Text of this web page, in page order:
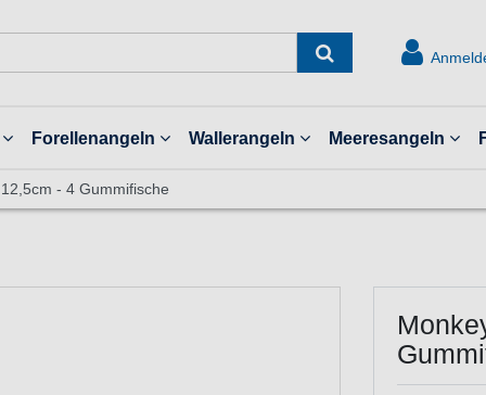
Forellenangeln Wallerangeln Meeresangeln
- 4 Gummifische